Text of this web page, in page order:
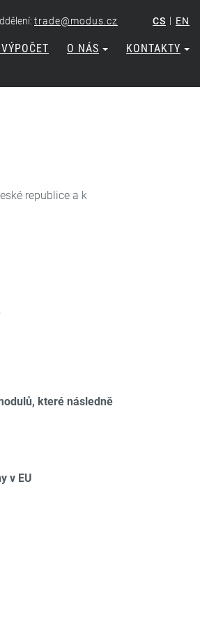
trade@modus.cz CS | EN
O NÁS KONTAKTY
republice a k
které následně
v EU